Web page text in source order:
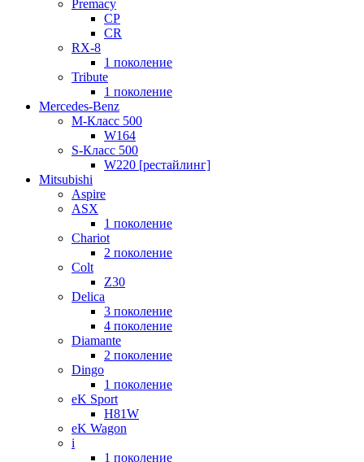
Premacy
CP
CR
RX-8
1 поколение
Tribute
1 поколение
Mercedes-Benz
M-Класс 500
W164
S-Класс 500
W220 [рестайлинг]
Mitsubishi
Aspire
ASX
1 поколение
Chariot
2 поколение
Colt
Z30
Delica
3 поколение
4 поколение
Diamante
2 поколение
Dingo
1 поколение
eK Sport
H81W
eK Wagon
i
1 поколение